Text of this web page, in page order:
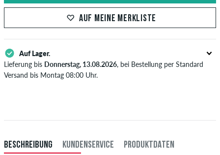
AUF MEINE MERKLISTE
Auf Lager.
Lieferung bis Donnerstag, 13.08.2026, bei Bestellung per Standard
Versand bis Montag 08:00 Uhr.
Zahlung.
BESCHREIBUNG KUNDENSERVICE PRODUKTDATEN